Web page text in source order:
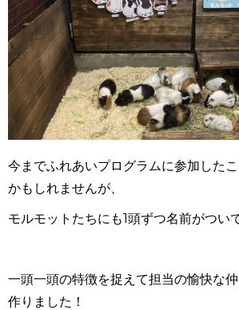
今までふれあいプログラムに参加した
かもしれませんが、
モルモットたちにも1頭ずつ名前がつい
一頭一頭の特徴を捉えて担当の愉快な
作りました！